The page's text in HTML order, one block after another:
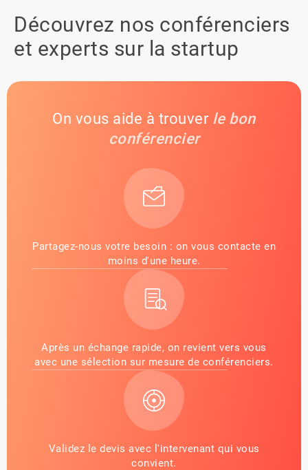
Découvrez nos conférenciers
et experts sur la startup
On vous aide à trouver le bon
conférencier
Partagez-nous votre besoin : on vous contacte en
moins d'une heure.
Après un échange rapide, on revient vers vous
avec une sélection sur mesure de conférenciers.
Validez le devis avec l'intervenant qui vous
convient.